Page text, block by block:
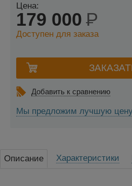
Цена:
179 000 Р
Доступен для заказа
Добавить к сравнению
Мы предложим лучшую
Описание Характеристики